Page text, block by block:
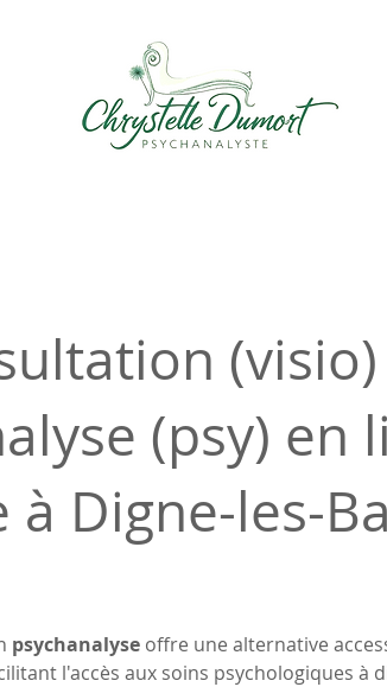
(psy) en
à Digne-les-
psychanalyse offre une alternative
l'accès aux soins psychologiques à